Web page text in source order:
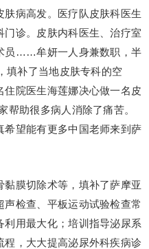
病高发。医疗队皮肤科医生
诊。皮肤内科医生、治疗室
员……牟妍一人身兼数职，半
填补了当地皮肤专科的空
院医生海莲娜决心做一名皮
帮助很多病人消除了痛苦。
望能有更多中国老师来到萨
膜切除术等，填补了萨摩亚
检查、平板运动试验检查常
用最大化；培训指导泌尿系
，大大提高泌尿外科疾病诊